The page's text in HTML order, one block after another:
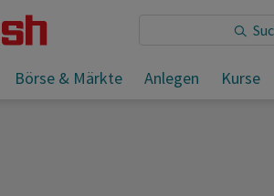
Börse & Märkte Anlegen Kurse